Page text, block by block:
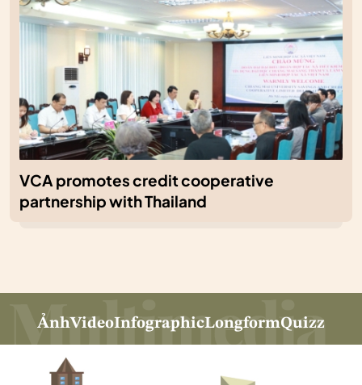
VCA promotes credit cooperative
partnership with Thailand
ẢnhVideoInfographicLongformQuizz